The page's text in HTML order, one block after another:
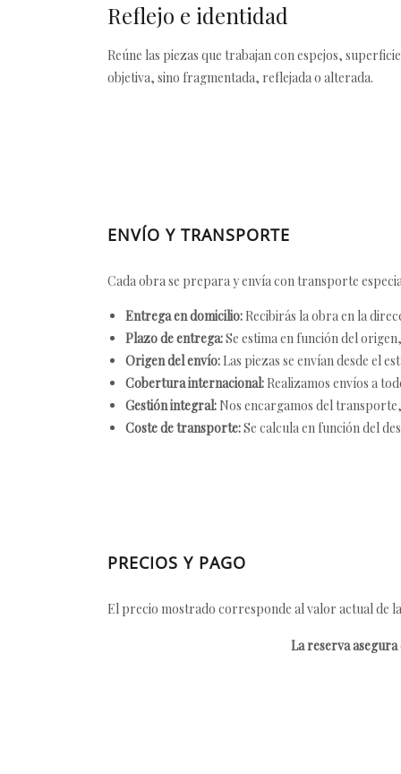
Reflejo e identidad
Reúne las piezas que trabajan con espejos,
objetiva, sino fragmentada, reflejada o alterada.
ENVÍO Y TRANSPORTE
Cada obra se prepara y envía con transporte
Entrega en domicilio: Recibirás la obra en la
Plazo de entrega:Se estima en función del
Origen del envío: Las piezas se envían desde el
Cobertura internacional: Realizamos envíos a
Gestión integral: Nos encargamos del
Coste de transporte:Se calcula en función del
PRECIOS Y PAGO
El precio mostrado corresponde al valor actual de
La reserva